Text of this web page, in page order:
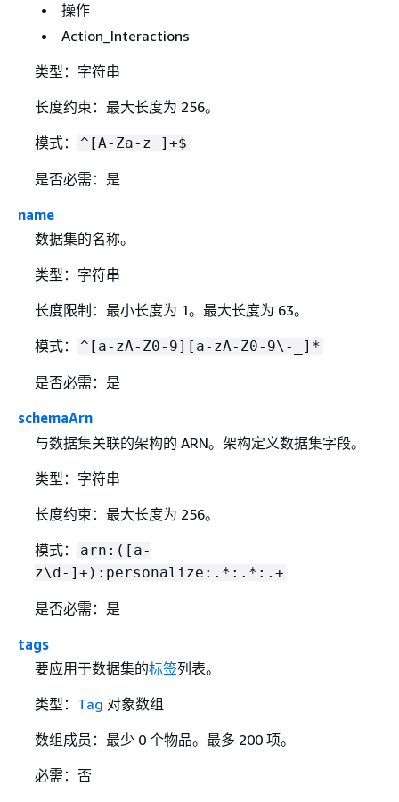
操作
Action_Interactions
类型：字符串
长度约束：最大长度为 256。
模式：
^[A-Za-z_]+$
是否必需：是
name
数据集的名称。
类型：字符串
长度限制：最小长度为 1。最大长度为 63。
模式：
^[a-zA-Z0-9][a-zA-Z0-9\-_]*
是否必需：是
schemaArn
与数据集关联的架构的 ARN。架构定义数据集字段。
类型：字符串
长度约束：最大长度为 256。
模式：
arn:([a-
z\d-]+):personalize:.*:.*:.+
是否必需：是
tags
要应用于数据集的标签列表。
类型： Tag 对象数组
数组成员：最少 0 个物品。最多 200 项。
必需：否